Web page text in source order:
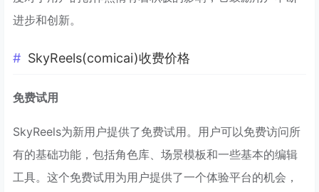
进步和创新。
SkyReels(comicai)收费价格
免费试用
SkyReels为新用户提供了免费试用。用户可以免费访问所
有的基础功能，包括角色库、场景模板和一些基本的编辑
工具。这个免费试用为用户提供了一个体验平台的机会，